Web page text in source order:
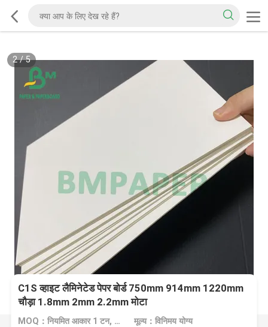
2/5
C1S व्हाइट लैमिनेटेड पेपर बोर्ड 750mm 914mm 1220mm
चौड़ा 1.8mm 2mm 2.2mm मोटा
MOQ：नियमित आकार 1 टन, विशेष आकार 5 टन मूल्य：विनिमय योग्य